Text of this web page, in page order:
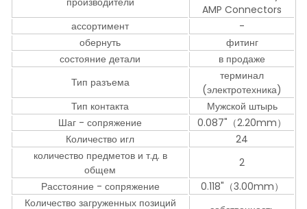
AMP Connectors
ассортимент
-
обернуть
фитинг
состояние детали
в продаже
Тип разъема
терминал
(электротехника)
Тип контакта
Мужской штырь
Шаг - сопряжение
0.087"（2.20mm）
Количество игл
24
количество предметов и т.д. в
общем
2
Расстояние - сопряжение
0.118"（3.00mm）
Количество загруженных позиций